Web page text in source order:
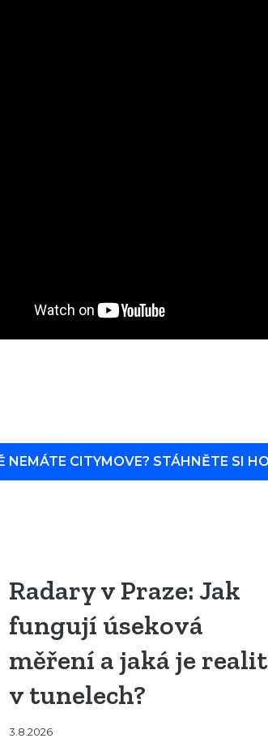
NEMÁTE CITYMOVE? STÁHNĚTE SI
Radary v Praze: Jak
fungují úseková
měření a jaká je
v tunelech?
3.8.2026